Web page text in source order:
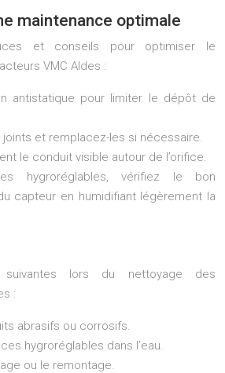
maintenance optimale
et conseils pour optimiser le
VMC Aldes :
antistatique pour limiter le dépôt de
joints et remplacez-les si nécessaire.
le conduit visible autour de l’orifice.
hygroréglables, vérifiez le bon
capteur en humidifiant légèrement la
lors du nettoyage des
:
abrasifs ou corrosifs.
hygroréglables dans l’eau.
ou le remontage.